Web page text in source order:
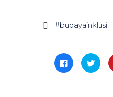
 #budayainklusi
Click
to
share
Click
to
share